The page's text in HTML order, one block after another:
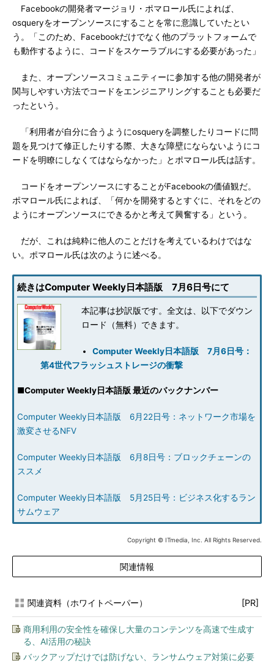
Facebookの開発者マージョリ・ポマロール氏によれば、
osqueryをオープンソースにすることを常に意識していたとい
う。「このため、Facebookだけでなく他のプラットフォームで
も動作するように、コードをスケーラブルにする必要があった」
また、オープンソースコミュニティーに参加する他の開発者が
関与しやすい方法でコードをエンジニアリングすることも必要だ
ったという。
「利用者が自分に合うようにosqueryを調整したりコードに問
題を見つけて修正したりする際、大きな障壁にならないようにコ
ードを明瞭にしなくてはならなかった」とポマロール氏は話す。
コードをオープンソースにすることがFacebookの価値観だ。
ポマロール氏によれば、「何かを開発するとすぐに、それをどの
ようにオープンソースにできるかと考えて興奮する」という。
だが、これは純粋に他人のことだけを考えているわけではな
い。ポマロール氏は次のように述べる。
続きはComputer Weekly日本語版 7月6日号にて
本記事は抄訳版です。全文は、以下でダウン
ロード（無料）できます。
Computer Weekly日本語版 7月6日号：
第4世代フラッシュストレージの衝撃
■Computer Weekly日本語版 最近のバックナンバー
Computer Weekly日本語版 6月22日号：ネットワーク市場を
激変させるNFV
Computer Weekly日本語版 6月8日号：ブロックチェーンの
ススメ
Computer Weekly日本語版 5月25日号：ビジネス化するラン
サムウェア
Copyright © ITmedia, Inc. All Rights Reserved.
関連情報
関連資料（ホワイトペーパー） [PR]
商用利用の安全性を確保し大量のコンテンツを高速で生成す
る、AI活用の秘訣
バックアップだけでは防げない、ランサムウェア対策に必要